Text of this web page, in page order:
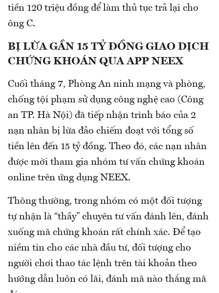
tiền 120 triệu đồng để làm thủ tục trả lại cho
ông C.
BỊ LỪA GẦN 15 TỶ ĐỒNG GIAO DỊCH
CHỨNG KHOÁN QUA APP NEEX
Cuối tháng 7, Phòng An ninh mạng và phòng,
chống tội phạm sử dụng công nghệ cao (Công
an TP. Hà Nội) đã tiếp nhận trình báo của 2
nạn nhân bị lừa đảo chiếm đoạt với tổng số
tiền lên đến 15 tỷ đồng. Theo đó, các nạn nhân
được mời tham gia nhóm tư vấn chứng khoán
online trên ứng dụng NEEX.
Thông thường, trong nhóm có một đối tượng
tự nhận là “thầy” chuyên tư vấn đánh lên, đánh
xuống mã chứng khoán rất chính xác. Để tạo
niềm tin cho các nhà đầu tư, đối tượng cho
người chơi thao tác lệnh trên tài khoản theo
hướng dẫn luôn có lãi, đánh mã nào thắng mã